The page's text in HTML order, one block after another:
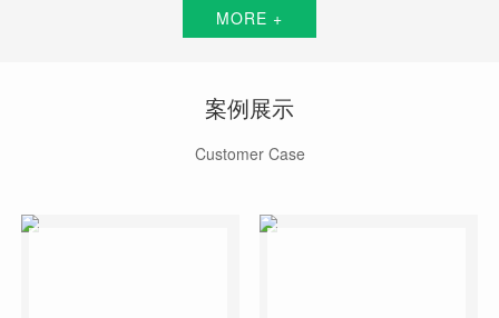
MORE +
案例展示
Customer Case